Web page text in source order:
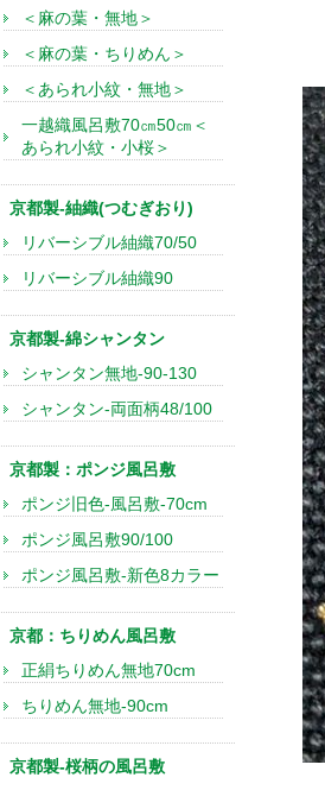
＜麻の葉・無地＞
＜麻の葉・ちりめん＞
＜あられ小紋・無地＞
一越織風呂敷70㎝50㎝＜
あられ小紋・小桜＞
京都製-紬織(つむぎおり)
リバーシブル紬織70/50
リバーシブル紬織90
京都製-綿シャンタン
シャンタン無地-90-130
シャンタン-両面柄48/100
京都製：ポンジ風呂敷
ポンジ旧色-風呂敷-70cm
ポンジ風呂敷90/100
ポンジ風呂敷-新色8カラー
京都：ちりめん風呂敷
正絹ちりめん無地70cm
ちりめん無地-90cm
京都製-桜柄の風呂敷